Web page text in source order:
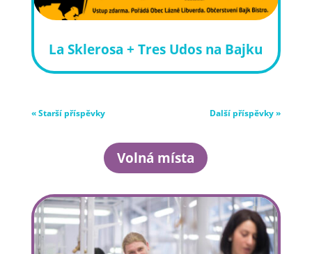
La Sklerosa + Tres Udos na Bajku
« Starší příspěvky Další příspěvky »
Volná místa